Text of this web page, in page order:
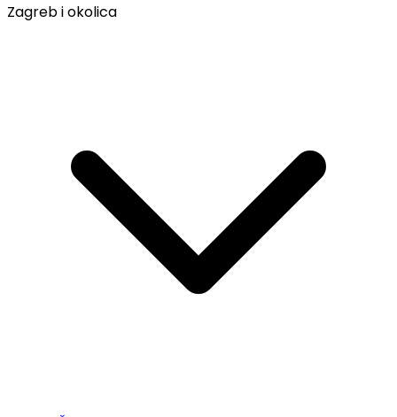
Zagreb i okolica